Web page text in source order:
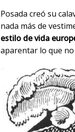
Posada creó su
nada más de
estilo de vida
aparentar lo que no